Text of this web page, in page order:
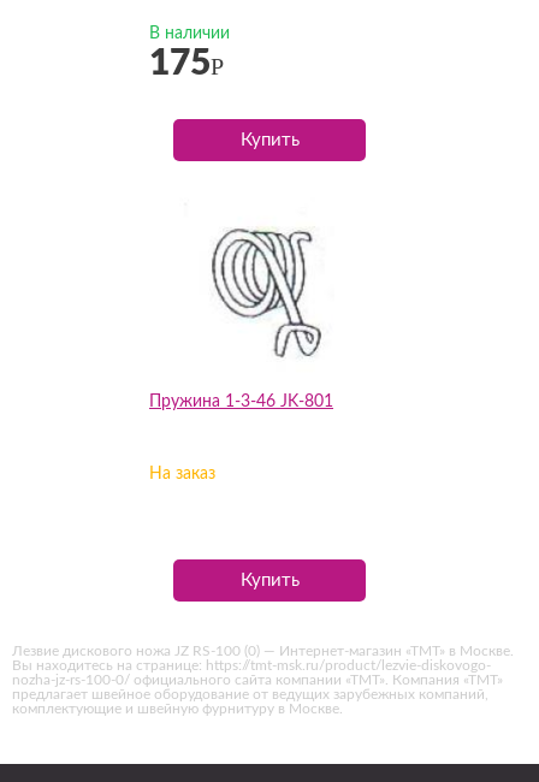
В наличии
175Р
Купить
Пружина 1-3-46 JK-801
На заказ
Купить
Лезвие дискового ножа JZ RS-100 (0) — Интернет-магазин «ТМТ» в Москве.
Вы находитесь на странице: https://tmt-msk.ru/product/lezvie-diskovogo-
nozha-jz-rs-100-0/ официального сайта компании «ТМТ». Компания «ТМТ»
предлагает швейное оборудование от ведущих зарубежных компаний,
комплектующие и швейную фурнитуру в Москве.